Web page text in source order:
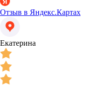
Отзыв в Яндекс.Картах
Екатерина